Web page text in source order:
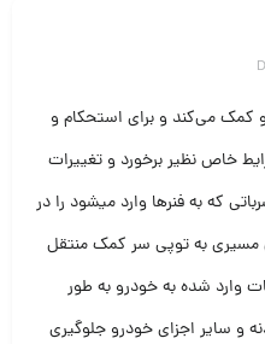
می‌کند و برای استحکام و
خاص نظیر برخورد و تغییرات
که به فنرها وارد میشود را در
مسیری به توپی سر کمک منتقل
وارد شده به خودرو به طور
و سایر اجزای خودرو جلوگیری